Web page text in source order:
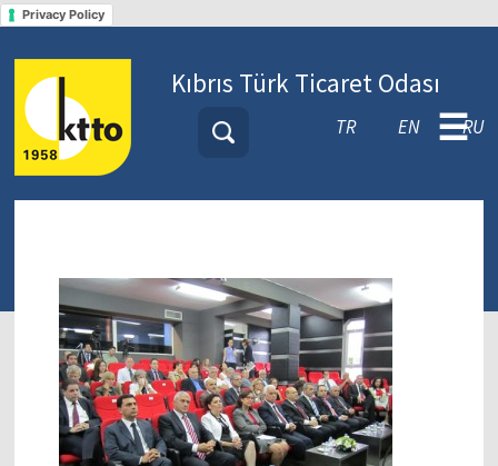
Privacy Policy
Kıbrıs Türk Ticaret Odası
TR EN RU
☰